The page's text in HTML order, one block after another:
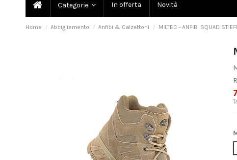
Categorie In offerta Novità
Home Abbigliamento Anfibi & Calzettoni MILTEC - ANFIBI SQUAD